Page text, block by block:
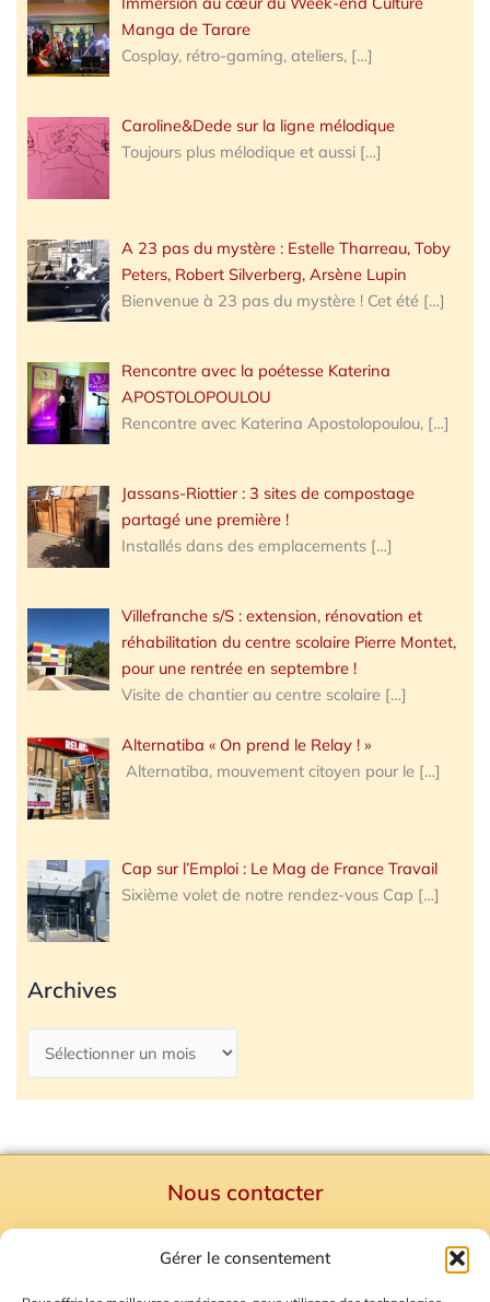
Gérer le consentement
Manga de Tarare
Cosplay, rétro-gaming, ateliers, […]
Caroline&Dede sur la ligne mélodique
Toujours plus mélodique et aussi […]
A 23 pas du mystère : Estelle Tharreau, Toby
Peters, Robert Silverberg, Arsène Lupin
Bienvenue à 23 pas du mystère ! Cet été […]
Rencontre avec la poétesse Katerina
APOSTOLOPOULOU
Rencontre avec Katerina Apostolopoulou, […]
Jassans-Riottier : 3 sites de compostage
partagé une première !
Installés dans des emplacements […]
Villefranche s/S : extension, rénovation et
réhabilitation du centre scolaire Pierre Montet,
pour une rentrée en septembre !
Visite de chantier au centre scolaire […]
Alternatiba « On prend le Relay ! »
Alternatiba, mouvement citoyen pour le […]
Cap sur l’Emploi : Le Mag de France Travail
Sixième volet de notre rendez-vous Cap […]
Archives
Nous contacter
Mentions Légales
Plan du site